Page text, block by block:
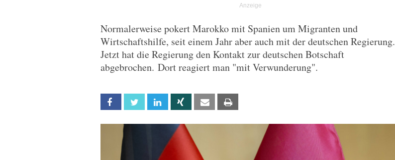
Normalerweise pokert Marokko mit Spanien um Migranten und
Wirtschaftshilfe, seit einem Jahr aber auch mit der deutschen Regierung.
Jetzt hat die Regierung den Kontakt zur deutschen Botschaft
abgebrochen. Dort reagiert man "mit Verwunderung".
Facebook Twitter Linkedin Xing Email